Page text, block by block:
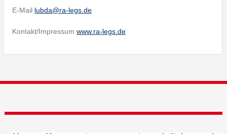
E-Mail lubda@ra-legs.de
Kontakt/Impressum www.ra-legs.de